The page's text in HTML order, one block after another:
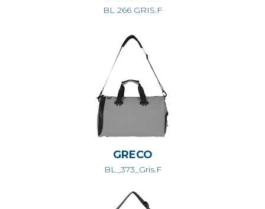
BL 266 GRIS.F
GRECO
BL_373_Gris.F